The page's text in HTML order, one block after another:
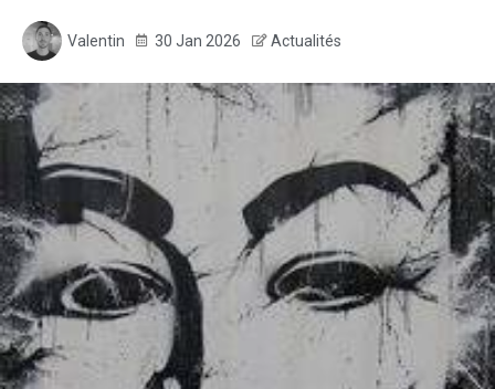
Valentin 30 Jan 2026 Actualités